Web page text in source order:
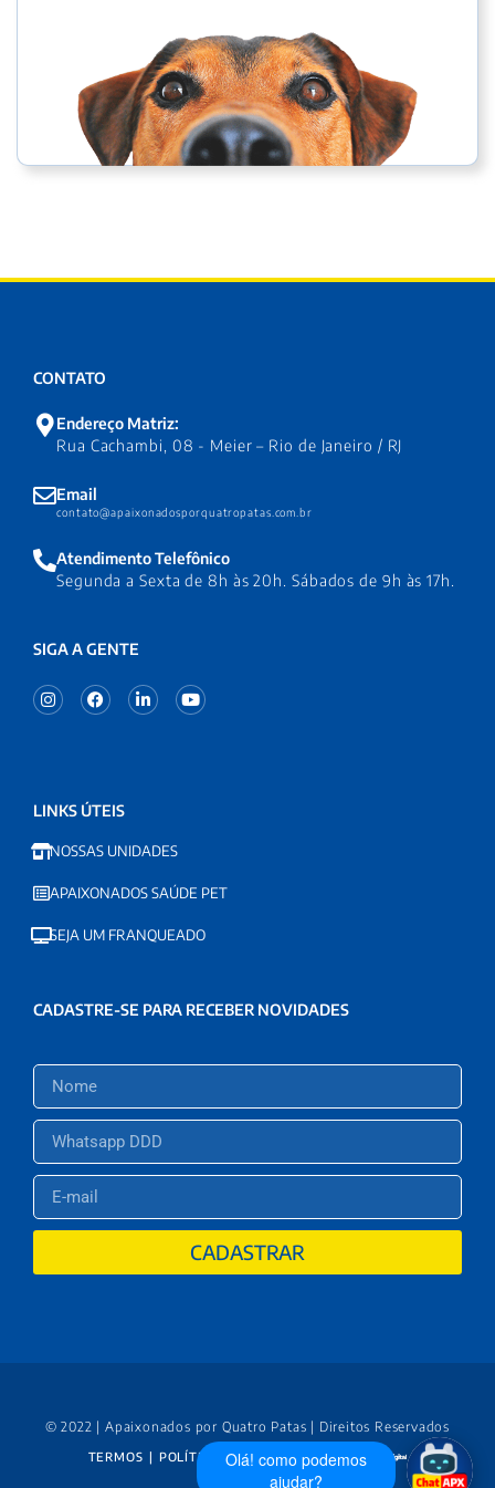
CONTATO
Endereço Matriz:
Rua Cachambi, 08 - Meier – Rio de Janeiro / RJ
Email
contato@apaixonadosporquatropatas.com.br
Atendimento Telefônico
Segunda a Sexta de 8h às 20h. Sábados de 9h às 17h.
SIGA A GENTE
LINKS ÚTEIS
NOSSAS UNIDADES
APAIXONADOS SAÚDE PET
SEJA UM FRANQUEADO
CADASTRE-SE PARA RECEBER NOVIDADES
CADASTRAR
© 2022 | Apaixonados por Quatro Patas | Direitos Reservados
TERMOS | POLÍTICA DE PRIVACIDADE
Olá! como podemos
ajudar?